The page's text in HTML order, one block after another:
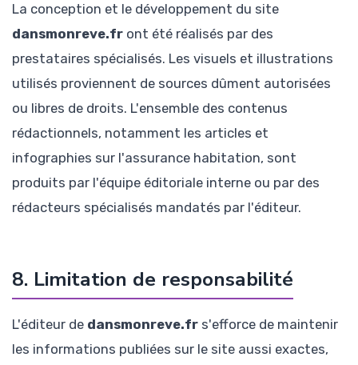
La conception et le développement du site
dansmonreve.fr ont été réalisés par des
prestataires spécialisés. Les visuels et illustrations
utilisés proviennent de sources dûment autorisées
ou libres de droits. L'ensemble des contenus
rédactionnels, notamment les articles et
infographies sur l'assurance habitation, sont
produits par l'équipe éditoriale interne ou par des
rédacteurs spécialisés mandatés par l'éditeur.
8. Limitation de responsabilité
L'éditeur de dansmonreve.fr s'efforce de maintenir
les informations publiées sur le site aussi exactes,